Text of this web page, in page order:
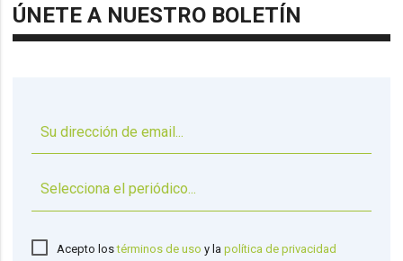
ÚNETE A NUESTRO BOLETÍN
Acepto lostérminos de uso y lapolítica de privacidad